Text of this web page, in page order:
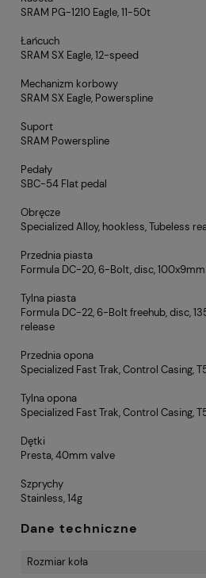
SRAM PG-1210 Eagle, 11-50t
Łańcuch
SRAM SX Eagle, 12-speed
Mechanizm korbowy
SRAM SX Eagle, Powerspline
Suport
SRAM Powerspline
Pedały
SBC-54 Flat pedal
Obręcze
Specialized Alloy, hookless, Tubeless
Przednia piasta
Formula DC-20, 6-Bolt, disc,
Tylna piasta
Formula DC-22, 6-Bolt freehub, disc,
release
Przednia opona
Specialized Fast Trak, Control Casing,
Tylna opona
Specialized Fast Trak, Control Casing,
Dętki
Presta, 40mm valve
Szprychy
Stainless, 14g
Dane techniczne
Rozmiar koła